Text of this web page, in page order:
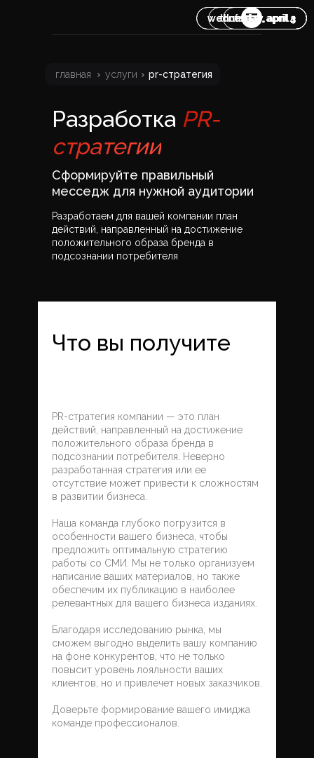
услуги
+7 (495) 923-58-85
главная услуги pr-стратегия
Разработка PR-
стратегии
Сформируйте правильный
месседж для нужной аудитории
Разработаем для вашей компании план
действий, направленный на достижение
положительного образа бренда в
подсознании потребителя
Что вы получите
PR-стратегия компании — это план
действий, направленный на достижение
положительного образа бренда в
подсознании потребителя. Неверно
разработанная стратегия или ее
отсутствие может привести к сложностям
в развитии бизнеса.
Наша команда глубоко погрузится в
особенности вашего бизнеса, чтобы
предложить оптимальную стратегию
работы со СМИ. Мы не только организуем
написание ваших материалов, но также
обеспечим их публикацию в наиболее
релевантных для вашего бизнеса изданиях.
Благодаря исследованию рынка, мы
сможем выгодно выделить вашу компанию
на фоне конкурентов, что не только
повысит уровень лояльности ваших
клиентов, но и привлечет новых заказчиков.
Доверьте формирование вашего имиджа
команде профессионалов.
wednesday, april 3
wednesday, april 3
thursday, april 4
friday, april 5